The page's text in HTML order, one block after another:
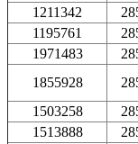
1211342
1195761
1971483
1855928
1503258
1513888